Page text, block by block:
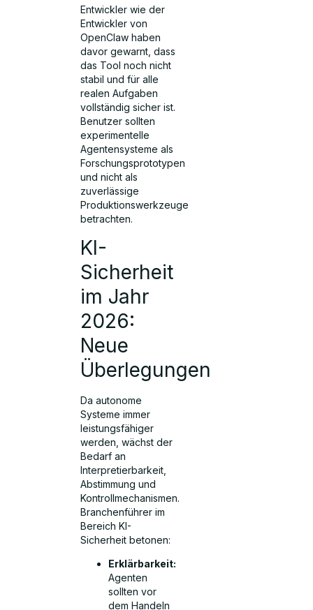
Entwickler wie der
Entwickler von
OpenClaw haben
davor gewarnt, dass
das Tool noch nicht
stabil und für alle
realen Aufgaben
vollständig sicher ist.
Benutzer sollten
experimentelle
Agentensysteme als
Forschungsprototypen
und nicht als
zuverlässige
Produktionswerkzeuge
betrachten.
KI-
Sicherheit
im Jahr
2026:
Neue
Überlegungen
Da autonome
Systeme immer
leistungsfähiger
werden, wächst der
Bedarf an
Interpretierbarkeit,
Abstimmung und
Kontrollmechanismen.
Branchenführer im
Bereich KI-
Sicherheit betonen:
Erklärbarkeit:
Agenten
sollten vor
dem Handeln